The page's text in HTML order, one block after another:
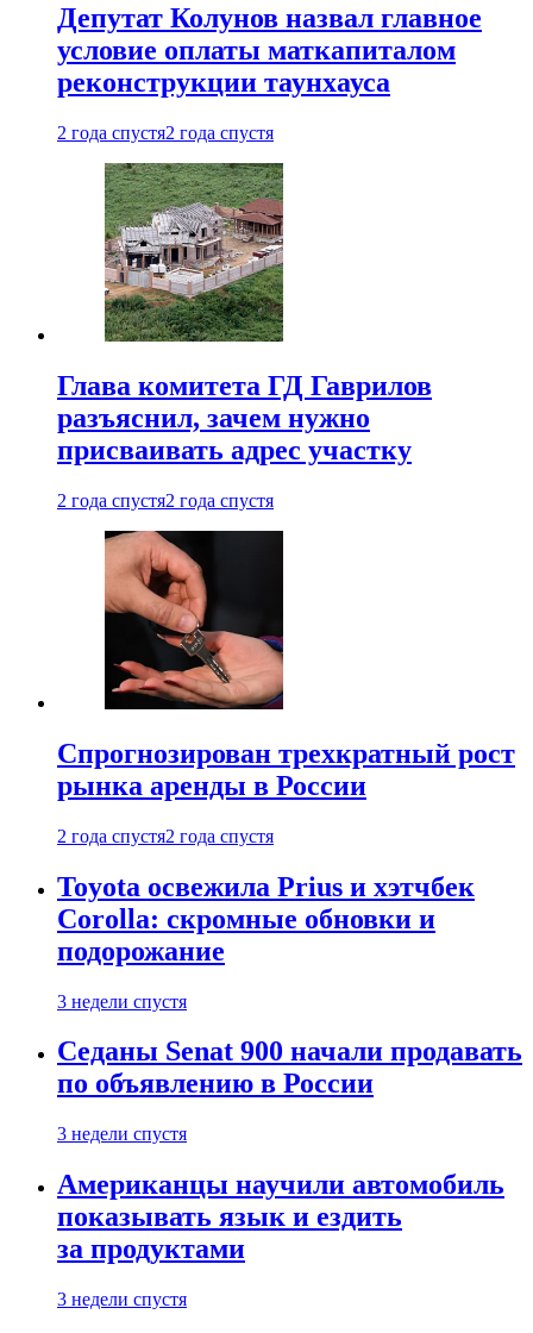
Депутат Колунов назвал главное
условие оплаты маткапиталом
реконструкции таунхауса
2 года спустя2 года спустя
Глава комитета ГД Гаврилов
разъяснил, зачем нужно
присваивать адрес участку
2 года спустя2 года спустя
Спрогнозирован трехкратный рост
рынка аренды в России
2 года спустя2 года спустя
Toyota освежила Prius и хэтчбек
Corolla: скромные обновки и
подорожание
3 недели спустя
Седаны Senat 900 начали продавать
по объявлению в России
3 недели спустя
Американцы научили автомобиль
показывать язык и ездить
за продуктами
3 недели спустя